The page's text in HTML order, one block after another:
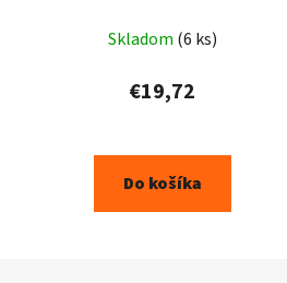
Skladom (6 ks)
€19,72
Do košíka